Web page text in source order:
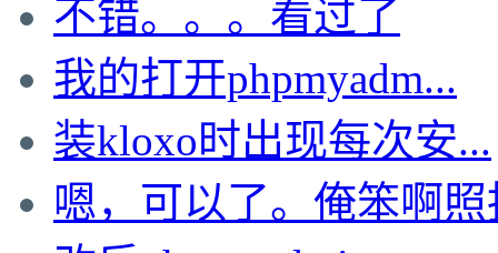
不错。。。看过了
我的打开phpmyadm...
装kloxo时出现每次安...
嗯，可以了。俺笨啊照